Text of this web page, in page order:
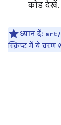
कोड देखें.
ध्यान दें: art/
स्क्रिप्ट में ये चरण